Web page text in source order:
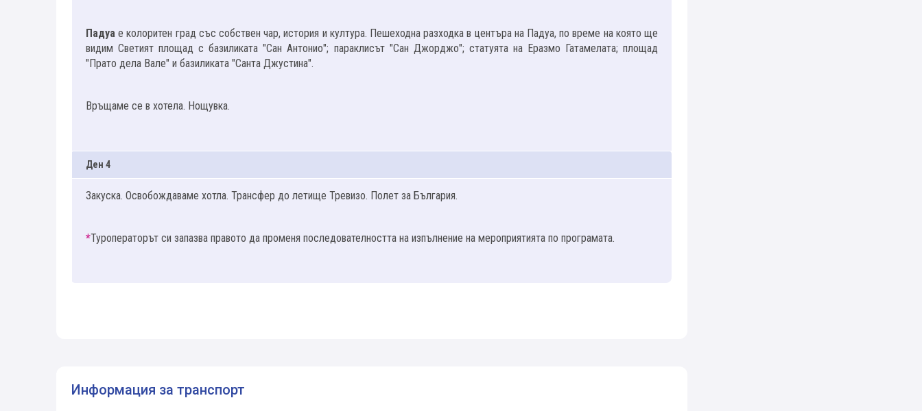
Падуа е колоритен град със собствен чар, история и култура. Пешеходна разходка в центъра на Падуа, по време на която ще
видим Светият площад с базиликата "Сан Антонио"; параклисът "Сан Джорджо"; статуята на Еразмо Гатамелата; площад
"Прато дела Вале" и базиликата "Санта Джустина".
Връщаме се в хотела. Нощувка.
Ден 4
Закуска. Освобождаваме хотла. Трансфер до летище Тревизо. Полет за България.
*Туроператорът си запазва правото да променя последователността на изпълнение на мероприятията по програмата.
Информация за транспорт